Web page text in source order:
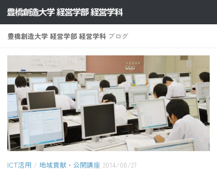
コンテンツへスキップ
豊橋創造大学 経営学部 経営学科 ブログ
ICT活用 / 地域貢献・公開講座 2014/08/27